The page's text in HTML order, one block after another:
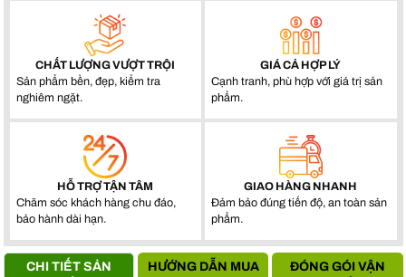
CHẤT LƯỢNG VƯỢT TRỘI
Sản phẩm bền, đẹp, kiểm tra
nghiêm ngặt.
GIÁ CẢ HỢP LÝ
Cạnh tranh, phù hợp với giá trị sản
phẩm.
HỖ TRỢ TẬN TÂM
Chăm sóc khách hàng chu đáo,
bảo hành dài hạn.
GIAO HÀNG NHANH
Đảm bảo đúng tiến độ, an toàn sản
phẩm.
CHI TIẾT SẢN
HƯỚNG DẪN MUA
ĐÓNG GÓI VẬN